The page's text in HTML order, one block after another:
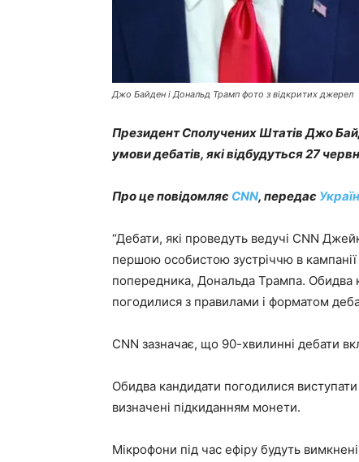
Джо Байден і Дональд Трамп фото з відкритих джерел
Президент Сполучених Штатів Джо
умови дебатів, які відбудуться 27
Про це повідомляє CNN, передає
“Дебати, які проведуть ведучі CNN
першою особистою зустріччю в
попередника, Дональда Трампа. Обидва
погодилися з правилами і форматом
CNN зазначає, що 90-хвилинні дебати
Обидва кандидати погодилися виступати
визначені підкиданням монети.
Мікрофони під час ефіру будуть